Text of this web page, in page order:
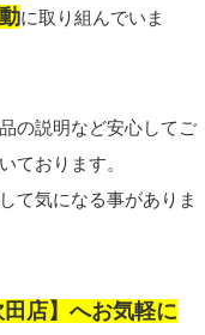
に取り組んでいま
の説明など安心してご
ております。
て気になる事がありま
店】へお気軽に